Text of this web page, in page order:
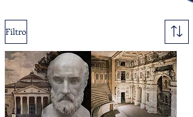
Filtro